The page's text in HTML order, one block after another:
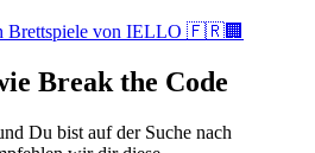
Brettspiele von IELLO 🇫🇷🏢
Break the Code
Du bist auf der Suche nach